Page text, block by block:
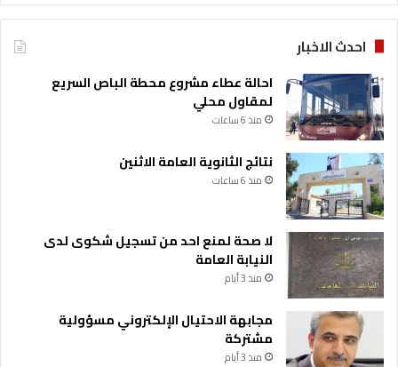
احدث الاخبار
احالة عطاء مشروع محطة الباص السريع
لمقاول محلي
منذ 6 ساعات
نتائج الثانوية العامة الاثنين
منذ 6 ساعات
لا صحة لمنع احد من تسجيل شكوى لدى
النيابة العامة
منذ 3 أيام
مجابهة الاحتيال الإلكتروني مسؤولية
مشتركة
منذ 3 أيام